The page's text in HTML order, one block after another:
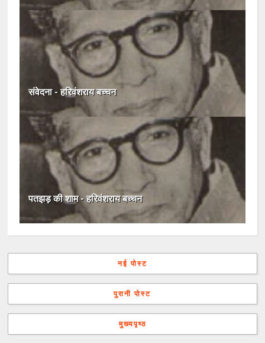
संवेदना - हरिवंशराय बच्चन
पतझड़ की शाम - हरिवंशराय बच्चन
नई पोस्ट
पुरानी पोस्ट
मुख्यपृष्ठ